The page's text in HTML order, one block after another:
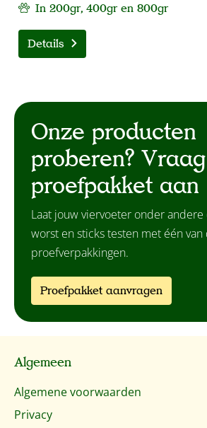
In 200gr, 400gr en 800gr
Details
Onze producten
proberen?
proefpakket aan
Laat jouw viervoeter onder
worst en sticks testen met één van
proefverpakkingen.
Proefpakket aanvragen
Algemeen
Algemene voorwaarden
Privacy